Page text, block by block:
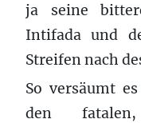
ja seine
Intifada und
Streifen nach
So versäumt
den